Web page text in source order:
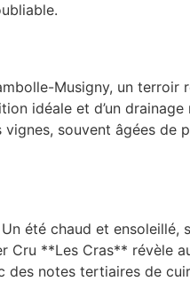
Musigny, un terroir
idéale et d’un
souvent âgées de
été chaud et ensoleillé,
Cru **Les Cras** révèle
des notes tertiaires de